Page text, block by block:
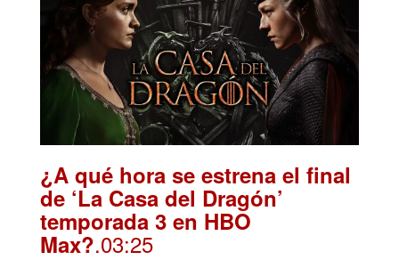
¿A qué hora se estrena el final
de ‘La Casa del Dragón’
temporada 3 en HBO
Max?.03:25